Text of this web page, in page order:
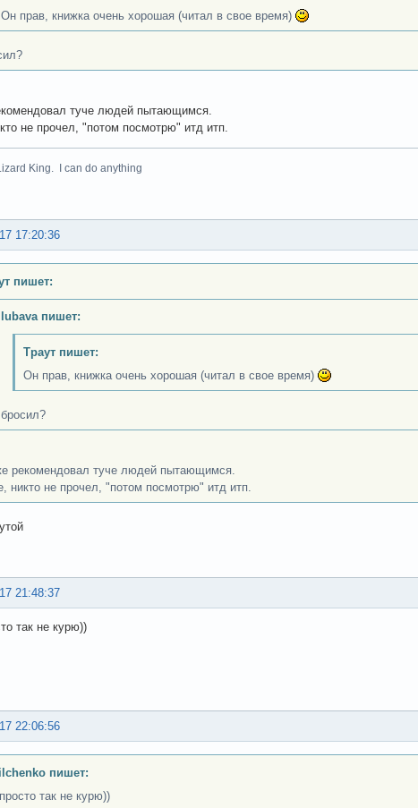
Он прав, книжка очень хорошая (читал в свое время)
туче людей пытающимся.
не прочел, "потом посмотрю" итд итп.
King. I can do anything
17:20:36
пишет:
lubava пишет:
Траут пишет:
Он прав, книжка очень хорошая (читал в свое время)
бросил?
рекомендовал туче людей пытающимся.
никто не прочел, "потом посмотрю" итд итп.
21:48:37
так не курю))
22:06:56
пишет:
так не курю))